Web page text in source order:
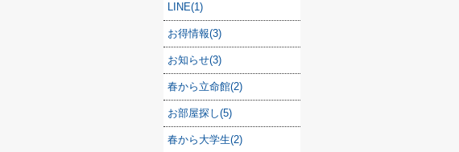
LINE(1)
お得情報(3)
お知らせ(3)
春から立命館(2)
お部屋探し(5)
春から大学生(2)